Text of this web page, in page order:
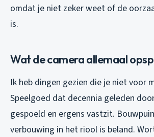
omdat je niet zeker weet of de
is.
Wat de camera allemaal
Ik heb dingen gezien die je niet voor
Speelgoed dat decennia geleden
gespoeld en ergens vastzit.
verbouwing in het riool is beland.